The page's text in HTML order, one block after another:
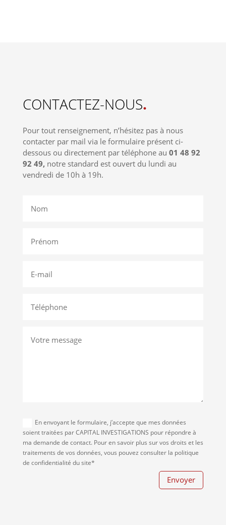
CONTACTEZ-NOUS.
Pour tout renseignement, n’hésitez pas à nous
contacter par mail via le formulaire présent ci-
dessous ou directement par téléphone au 01 48 92
92 49, notre standard est ouvert du lundi au
vendredi de 10h à 19h.
En envoyant le formulaire, j’accepte que mes données
soient traitées par CAPITAL INVESTIGATIONS pour répondre à
ma demande de contact. Pour en savoir plus sur vos droits et les
traitements de vos données, vous pouvez consulter la politique
de confidentialité du site*
Envoyer